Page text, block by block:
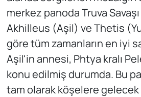
merkez panoda Truva
Akhilleus (Aşil) ve Thetis
göre tüm zamanların en iyi
Aşil'in annesi, Phtya kralı
konu edilmiş durumda. Bu
tam olarak köşelere